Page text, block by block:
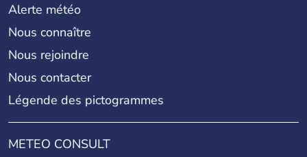
Alerte météo
Nous connaître
Nous rejoindre
Nous contacter
Légende des pictogrammes
METEO CONSULT